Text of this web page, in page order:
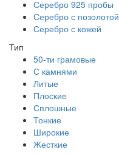
Серебро 925 пробы
Серебро с позолотой
Серебро с кожей
Тип
50-ти грамовые
С камнями
Литые
Плоские
Сплошные
Тонкие
Широкие
Жесткие